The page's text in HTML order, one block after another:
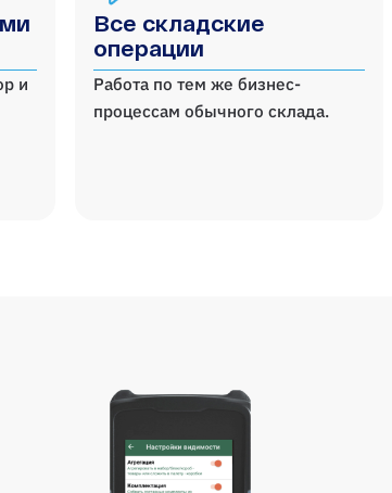
и
Все складские
операции
Работа по тем же бизнес-
процессам обычного склада.